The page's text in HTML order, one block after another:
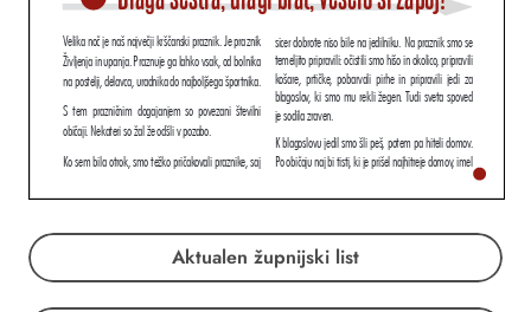
Aktualen župnijski list